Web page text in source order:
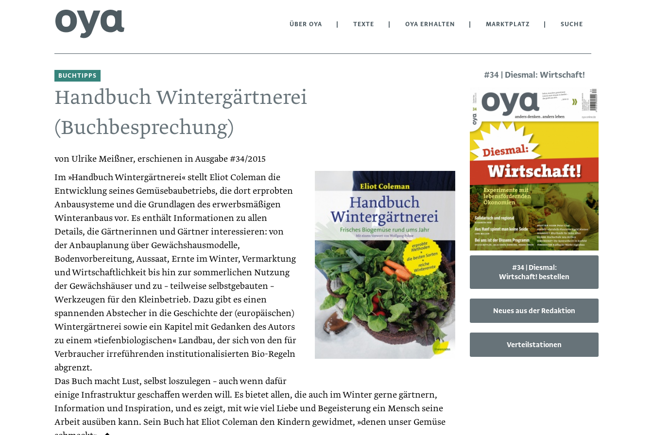
ÜBER OYA TEXTE OYA ERHALTEN MARKTPLATZ SUCHE
BUCHTIPPS
Handbuch Wintergärtnerei
(Buchbesprechung)
von Ulrike Meißner, erschienen in Ausgabe #34/2015
Im »Handbuch Wintergärtnerei« stellt Eliot Coleman die
Entwicklung seines Gemüsebaubetriebs, die dort erprobten
Anbausysteme und die Grundlagen des erwerbsmäßigen
Winteranbaus vor. Es enthält Informationen zu allen
Details, die Gärtnerinnen und Gärtner interessieren: von
der Anbauplanung über Gewächshausmodelle,
Bodenvorbereitung, Aussaat, Ernte im Winter, Vermarktung
und Wirtschaftlichkeit bis hin zur sommerlichen Nutzung
der Gewächshäuser und zu – teilweise selbstgebauten –
Werkzeugen für den Kleinbetrieb. Dazu gibt es einen
spannenden Abstecher in die Geschichte der (europäischen)
Wintergärtnerei sowie ein Kapitel mit Gedanken des Autors
zu einem »tiefenbiologischen« Landbau, der sich von den für
Verbraucher irreführenden institutionalisierten Bio-Regeln
abgrenzt.
Das Buch macht Lust, selbst loszulegen – auch wenn dafür
einige Infrastruktur geschaffen werden will. Es bietet allen, die auch im Winter gerne gärtnern,
Information und Inspiration, und es zeigt, mit wie viel Liebe und Begeisterung ein Mensch seine
Arbeit ausüben kann. Sein Buch hat Eliot Coleman den Kindern gewidmet, »denen unser Gemüse
#34 | Diesmal: Wirtschaft!
#34 | Diesmal:
Wirtschaft! bestellen
Neues aus der Redaktion
Verteilstationen